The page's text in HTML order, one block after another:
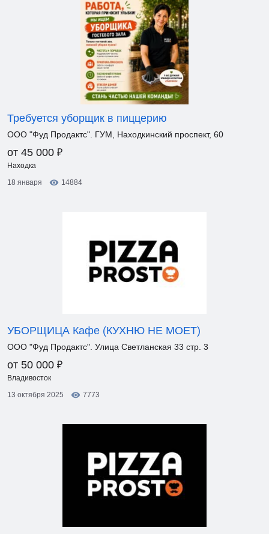
Требуется уборщик в пиццерию
ООО "Фуд Продактс". ГУМ, Находкинский проспект, 60
от 45 000 ₽
Находка
18 января
14884
УБОРЩИЦА Кафе (КУХНЮ НЕ МОЕТ)
ООО "Фуд Продактс". Улица Светланская 33 стр. 3
от 50 000 ₽
Владивосток
13 октября 2025
7773